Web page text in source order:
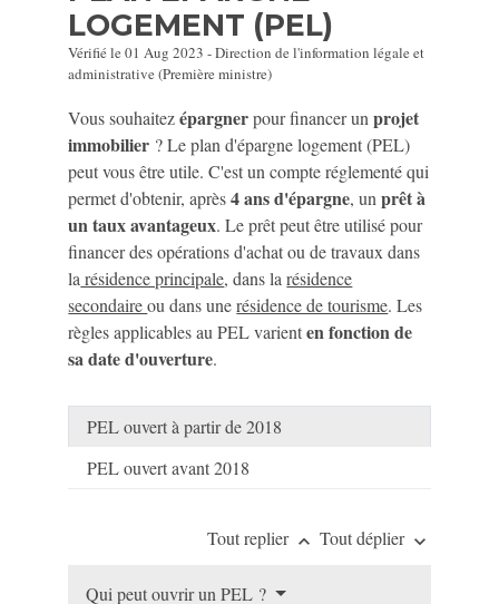
LOGEMENT (PEL)
Vérifié le 01 Aug 2023 - Direction de l'information légale et
administrative (Première ministre)
Vous souhaitezépargnerpour financer unprojet
immobilier ? Le plan d'épargne logement (PEL)
peut vous être utile. C'est un compte réglementé qui
permet d'obtenir, après4 ans d'épargne, unprêt à
un taux avantageux. Le prêt peut être utilisé pour
financer des opérations d'achat ou de travaux dans
la résidence principale, dans larésidence
secondaireou dans unerésidence de tourisme. Les
règles applicables au PEL varienten fonction de
sa date d'ouverture.
PEL ouvert à partir de 2018
PEL ouvert avant 2018
Tout replier keyboard_arrow_up Tout déplier keyboard_arrow_down
Qui peut ouvrir un PEL ?